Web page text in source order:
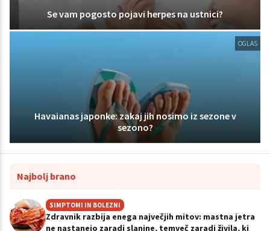
Se vam pogosto pojavi herpes na ustnici?
OGLAS
Havaianas japonke: zakaj jih nosimo iz sezone v
sezono?
Najbolj brano
SIMPTOMI IN BOLEZNI
Zdravnik razbija enega največjih mitov: mastna jetra
ne nastanejo zaradi slanine, temveč zaradi živila, ki